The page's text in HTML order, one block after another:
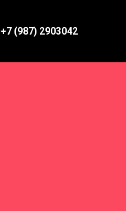
+7 (987) 2903042